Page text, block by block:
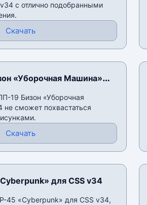
с отлично подобранными
Скачать
«Уборочная Машина»
19 Бизон «Уборочная
сможет похвастаться
Скачать
для CSS v34
45 «Cyberpunk» для CSS v34,